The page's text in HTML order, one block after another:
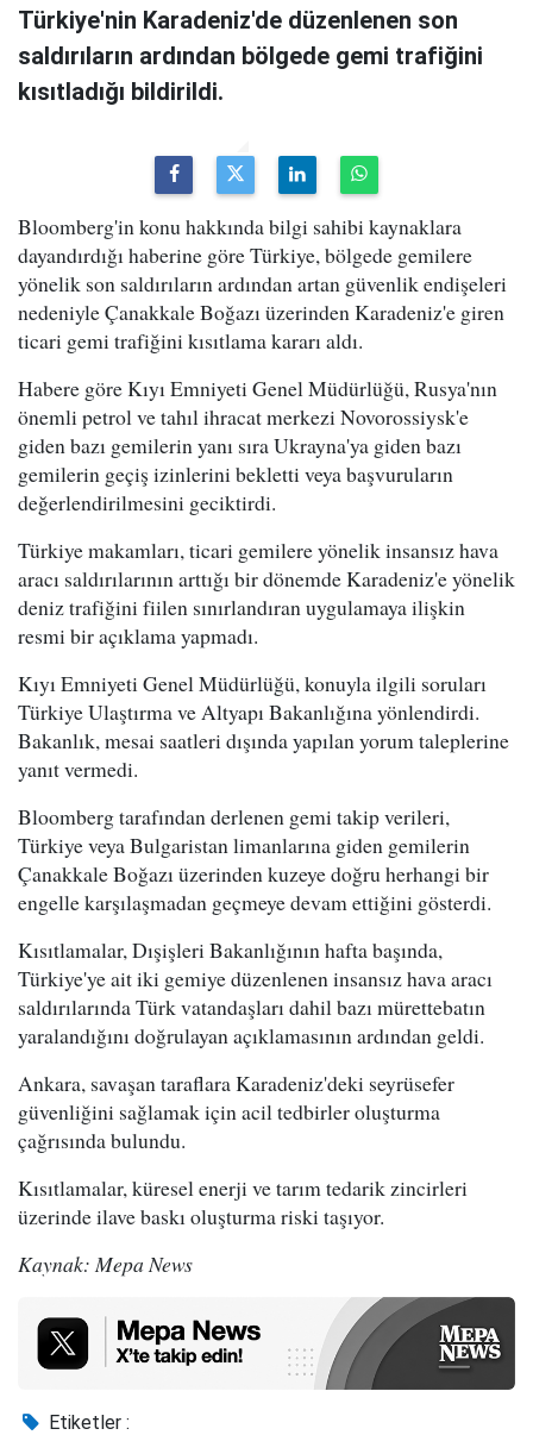
Türkiye'nin Karadeniz'de düzenlenen son
saldırıların ardından bölgede gemi trafiğini
kısıtladığı bildirildi.
Bloomberg'in konu hakkında bilgi sahibi kaynaklara
dayandırdığı haberine göre Türkiye, bölgede gemilere
yönelik son saldırıların ardından artan güvenlik endişeleri
nedeniyle Çanakkale Boğazı üzerinden Karadeniz'e giren
ticari gemi trafiğini kısıtlama kararı aldı.
Habere göre Kıyı Emniyeti Genel Müdürlüğü, Rusya'nın
önemli petrol ve tahıl ihracat merkezi Novorossiysk'e
giden bazı gemilerin yanı sıra Ukrayna'ya giden bazı
gemilerin geçiş izinlerini bekletti veya başvuruların
değerlendirilmesini geciktirdi.
Türkiye makamları, ticari gemilere yönelik insansız hava
aracı saldırılarının arttığı bir dönemde Karadeniz'e yönelik
deniz trafiğini fiilen sınırlandıran uygulamaya ilişkin
resmi bir açıklama yapmadı.
Kıyı Emniyeti Genel Müdürlüğü, konuyla ilgili soruları
Türkiye Ulaştırma ve Altyapı Bakanlığına yönlendirdi.
Bakanlık, mesai saatleri dışında yapılan yorum taleplerine
yanıt vermedi.
Bloomberg tarafından derlenen gemi takip verileri,
Türkiye veya Bulgaristan limanlarına giden gemilerin
Çanakkale Boğazı üzerinden kuzeye doğru herhangi bir
engelle karşılaşmadan geçmeye devam ettiğini gösterdi.
Kısıtlamalar, Dışişleri Bakanlığının hafta başında,
Türkiye'ye ait iki gemiye düzenlenen insansız hava aracı
saldırılarında Türk vatandaşları dahil bazı mürettebatın
yaralandığını doğrulayan açıklamasının ardından geldi.
Ankara, savaşan taraflara Karadeniz'deki seyrüsefer
güvenliğini sağlamak için acil tedbirler oluşturma
çağrısında bulundu.
Kısıtlamalar, küresel enerji ve tarım tedarik zincirleri
üzerinde ilave baskı oluşturma riski taşıyor.
Kaynak: Mepa News
Etiketler :